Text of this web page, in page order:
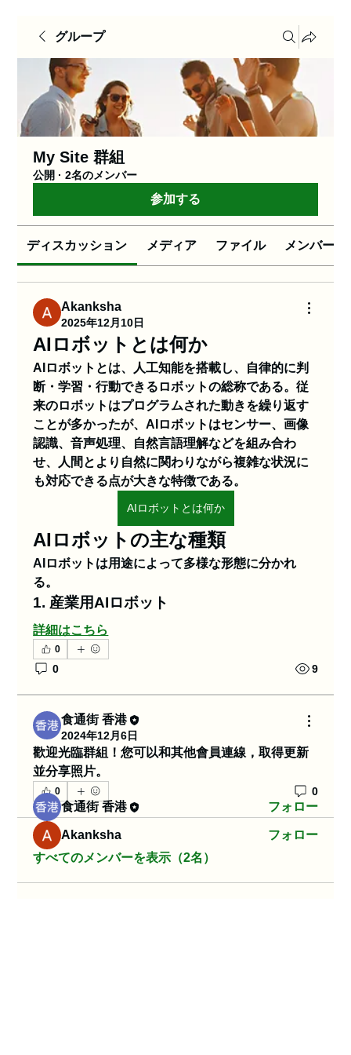
グループ
My Site 群組
公開 · 2名のメンバー
参加する
ディスカッション メディア ファイル メンバー
Akanksha
2025年12月10日
AIロボットとは何か
AIロボットとは、人工知能を搭載し、自律的に判
断・学習・行動できるロボットの総称である。従
来のロボットはプログラムされた動きを繰り返す
ことが多かったが、AIロボットはセンサー、画像
認識、音声処理、自然言語理解などを組み合わ
せ、人間とより自然に関わりながら複雑な状況に
も対応できる点が大きな特徴である。
AIロボットとは何か
AIロボットの主な種類
AIロボットは用途によって多様な形態に分かれ
る。
1. 産業用AIロボット
詳細はこちら
0
0 9
食通街 香港
2024年12月6日
歡迎光臨群組！您可以和其他會員連線，取得更新
並分享照片。
0 0
グループについて
歡迎光臨群組！您可以和其他會員連線，取得更新
並分享影片。
メンバー
食通街 香港
フォロー
Akanksha
フォロー
すべてのメンバーを表示（2名）